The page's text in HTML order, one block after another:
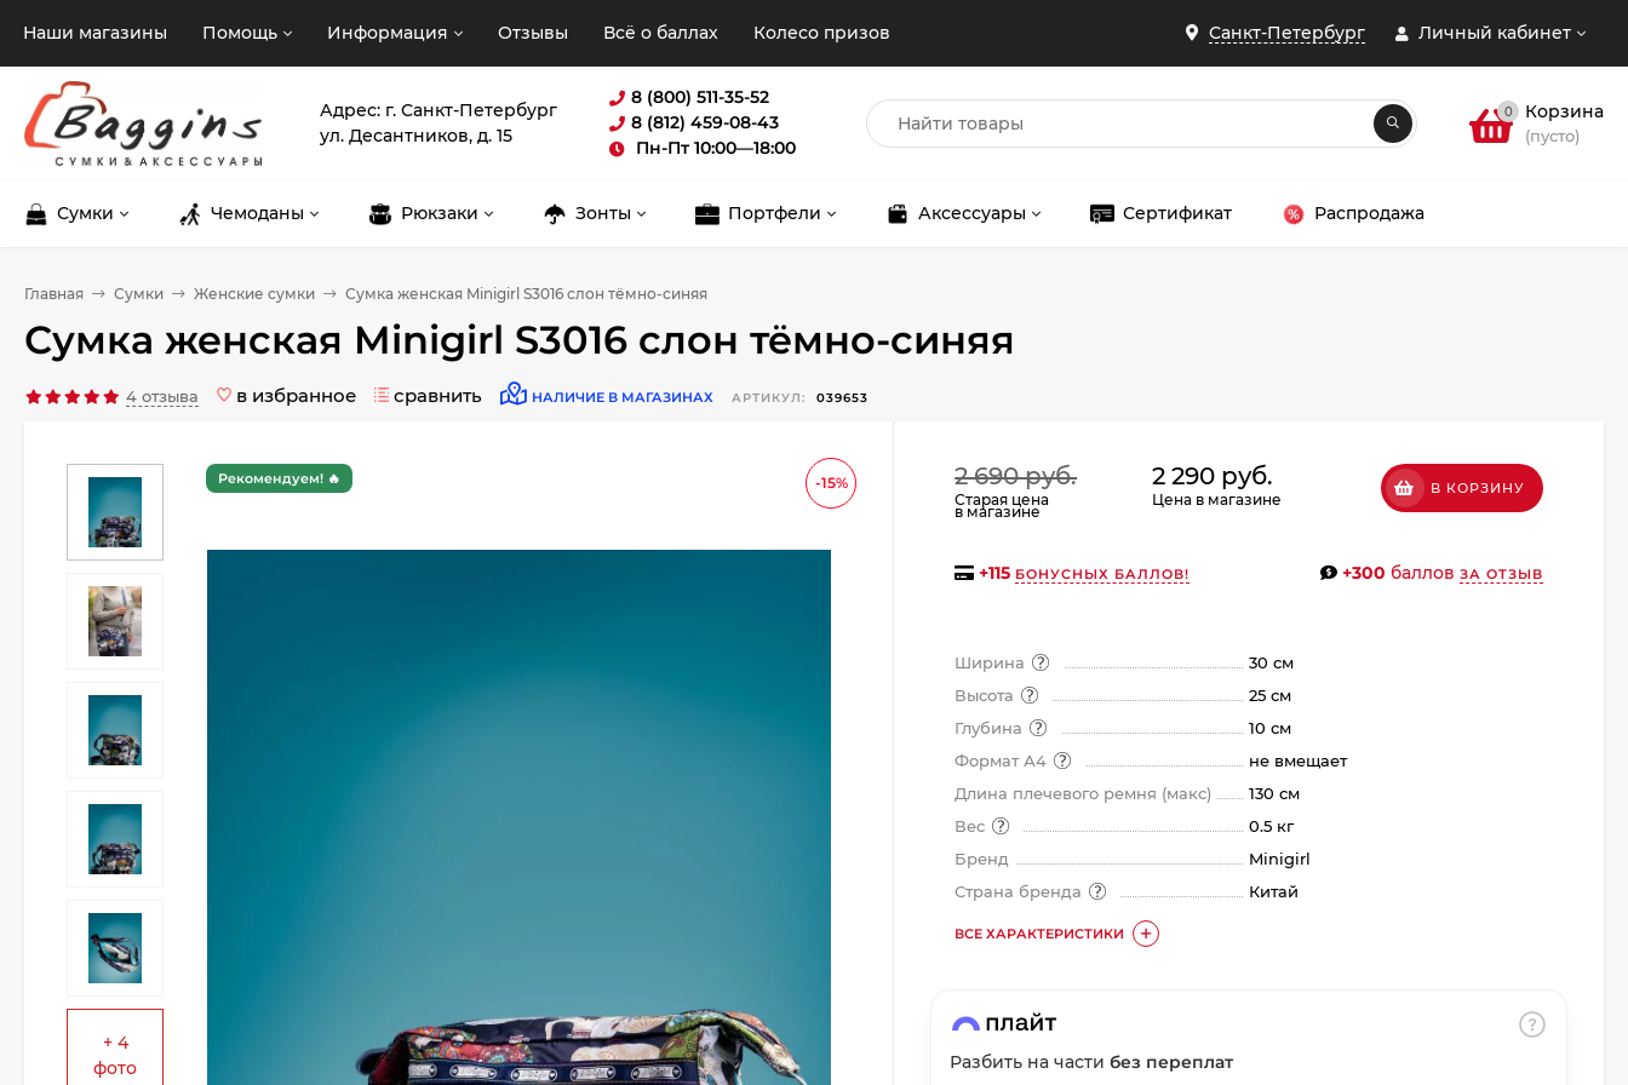
Санкт-Петербург Личный кабинет
Наши магазины Помощь Информация Отзывы Всё о баллах Колесо призов
Адрес: г. Санкт-Петербург
ул. Десантников, д. 15
8 (800) 511-35-52
8 (812) 459-08-43
Пн-Пт 10:00—18:00
0 Корзина
(пусто)
Сумки Чемоданы Рюкзаки Зонты Портфели Аксессуары Сертификат Распродажа
Главная Сумки Женские сумки Сумка женская Minigirl S3016 слон тёмно-синяя
Сумка женская Minigirl S3016 слон тёмно-синяя
4 отзыва в избранное сравнить НАЛИЧИЕ В МАГАЗИНАХ АРТИКУЛ: 039653
+ 4
фото
-15%
Рекомендуем! 🔥 2 690 руб.
Старая цена
в магазине
2 290 руб.
Цена в магазине
В КОРЗИНУ
+115 БОНУСНЫХ БАЛЛОВ! +300 баллов ЗА ОТЗЫВ
Ширина
30 см
Высота
25 см
Глубина
10 см
Формат А4
не вмещает
Длина плечевого ремня (макс)
130 см
Вес
0.5 кг
Бренд
Minigirl
Страна бренда
Китай
ВСЕ ХАРАКТЕРИСТИКИ
Разбить на частибез переплат
Оплачивайте сегодня только
25% картой любого банка